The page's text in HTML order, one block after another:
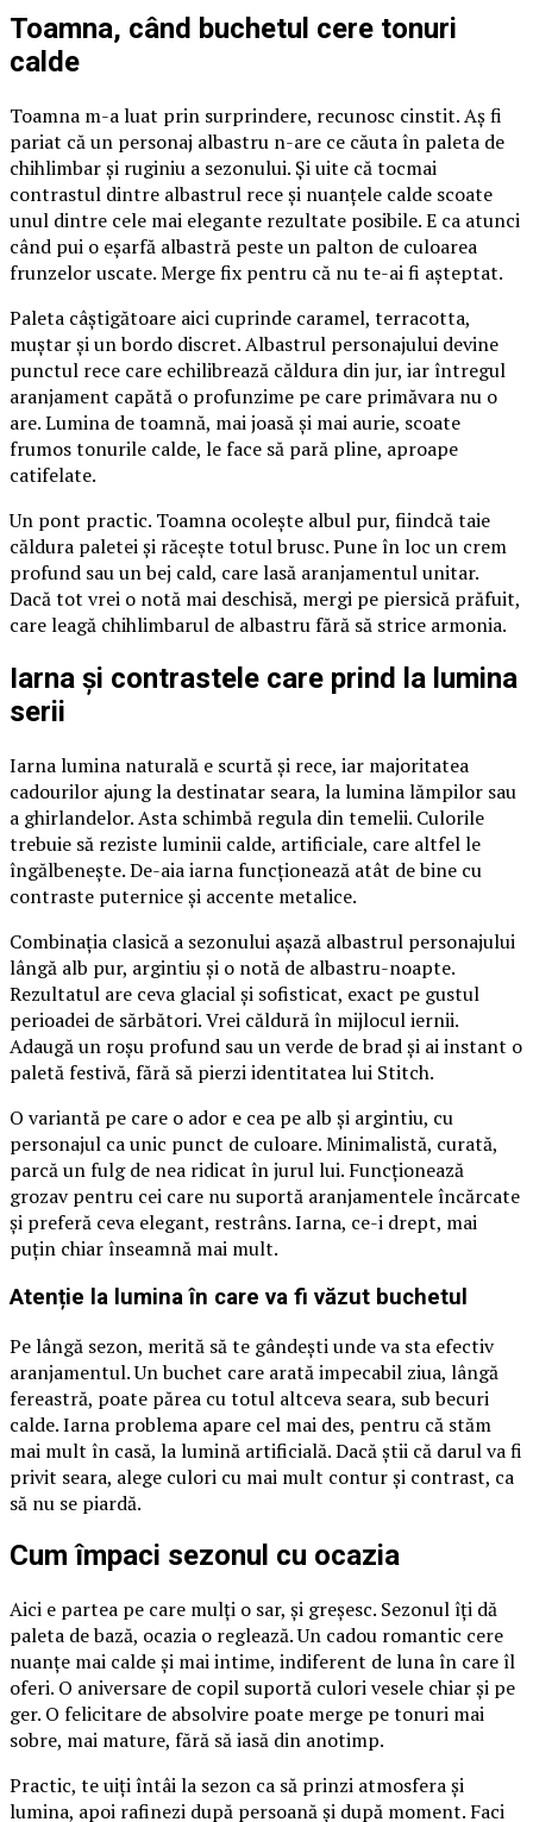
Toamna, când buchetul cere tonuri
calde
Toamna m-a luat prin surprindere, recunosc cinstit. Aș fi
pariat că un personaj albastru n-are ce căuta în paleta de
chihlimbar și ruginiu a sezonului. Și uite că tocmai
contrastul dintre albastrul rece și nuanțele calde scoate
unul dintre cele mai elegante rezultate posibile. E ca atunci
când pui o eșarfă albastră peste un palton de culoarea
frunzelor uscate. Merge fix pentru că nu te-ai fi așteptat.
Paleta câștigătoare aici cuprinde caramel, terracotta,
muștar și un bordo discret. Albastrul personajului devine
punctul rece care echilibrează căldura din jur, iar întregul
aranjament capătă o profunzime pe care primăvara nu o
are. Lumina de toamnă, mai joasă și mai aurie, scoate
frumos tonurile calde, le face să pară pline, aproape
catifelate.
Un pont practic. Toamna ocolește albul pur, fiindcă taie
căldura paletei și răcește totul brusc. Pune în loc un crem
profund sau un bej cald, care lasă aranjamentul unitar.
Dacă tot vrei o notă mai deschisă, mergi pe piersică prăfuit,
care leagă chihlimbarul de albastru fără să strice armonia.
Iarna și contrastele care prind la lumina
serii
Iarna lumina naturală e scurtă și rece, iar majoritatea
cadourilor ajung la destinatar seara, la lumina lămpilor sau
a ghirlandelor. Asta schimbă regula din temelii. Culorile
trebuie să reziste luminii calde, artificiale, care altfel le
îngălbenește. De-aia iarna funcționează atât de bine cu
contraste puternice și accente metalice.
Combinația clasică a sezonului așază albastrul personajului
lângă alb pur, argintiu și o notă de albastru-noapte.
Rezultatul are ceva glacial și sofisticat, exact pe gustul
perioadei de sărbători. Vrei căldură în mijlocul iernii.
Adaugă un roșu profund sau un verde de brad și ai instant o
paletă festivă, fără să pierzi identitatea lui Stitch.
O variantă pe care o ador e cea pe alb și argintiu, cu
personajul ca unic punct de culoare. Minimalistă, curată,
parcă un fulg de nea ridicat în jurul lui. Funcționează
grozav pentru cei care nu suportă aranjamentele încărcate
și preferă ceva elegant, restrâns. Iarna, ce-i drept, mai
puțin chiar înseamnă mai mult.
Atenție la lumina în care va fi văzut buchetul
Pe lângă sezon, merită să te gândești unde va sta efectiv
aranjamentul. Un buchet care arată impecabil ziua, lângă
fereastră, poate părea cu totul altceva seara, sub becuri
calde. Iarna problema apare cel mai des, pentru că stăm
mai mult în casă, la lumină artificială. Dacă știi că darul va fi
privit seara, alege culori cu mai mult contur și contrast, ca
să nu se piardă.
Cum împaci sezonul cu ocazia
Aici e partea pe care mulți o sar, și greșesc. Sezonul îți dă
paleta de bază, ocazia o reglează. Un cadou romantic cere
nuanțe mai calde și mai intime, indiferent de luna în care îl
oferi. O aniversare de copil suportă culori vesele chiar și pe
ger. O felicitare de absolvire poate merge pe tonuri mai
sobre, mai mature, fără să iasă din anotimp.
Practic, te uiți întâi la sezon ca să prinzi atmosfera și
lumina, apoi rafinezi după persoană și după moment. Faci